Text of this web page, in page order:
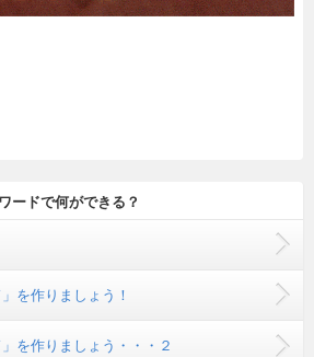
ワードで何ができる？
を作りましょう！
を作りましょう・・・２